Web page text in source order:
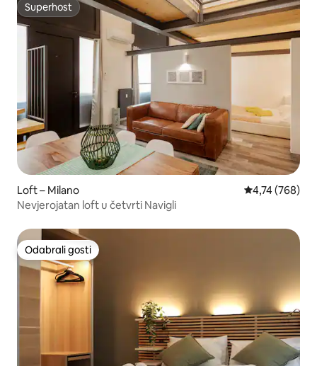
Superhost
Superhost
Loft – Milano Prosječna
4,74 (768)
Nevjerojatan loft u četvrti Navigli
Odabrali gosti
Odabrali gosti